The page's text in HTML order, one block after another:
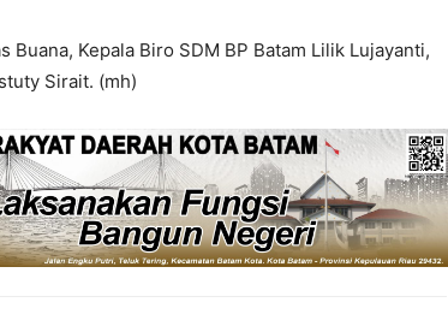
Kepala Biro SDM BP Batam Lilik Lujayanti,
Sirait. (mh)